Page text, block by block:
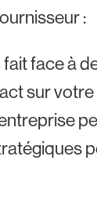
:
face à
sur